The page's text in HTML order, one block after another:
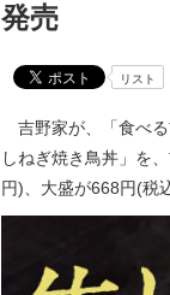
発売
リスト
吉野家が、「食べる
しねぎ焼き鳥丼」を
円)、大盛が668円(税